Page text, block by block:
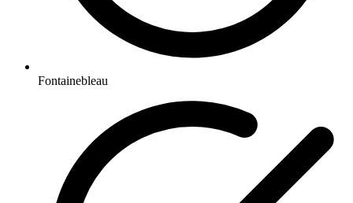
Fontainebleau